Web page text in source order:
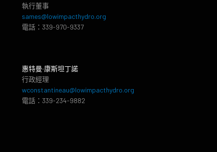
執行董事
sames@lowimpacthydro.org
電話：339-970-9337
惠特曼‧康斯坦丁諾
行政經理
wconstantineau@lowimpacthydro.org
電話：339-234-9882